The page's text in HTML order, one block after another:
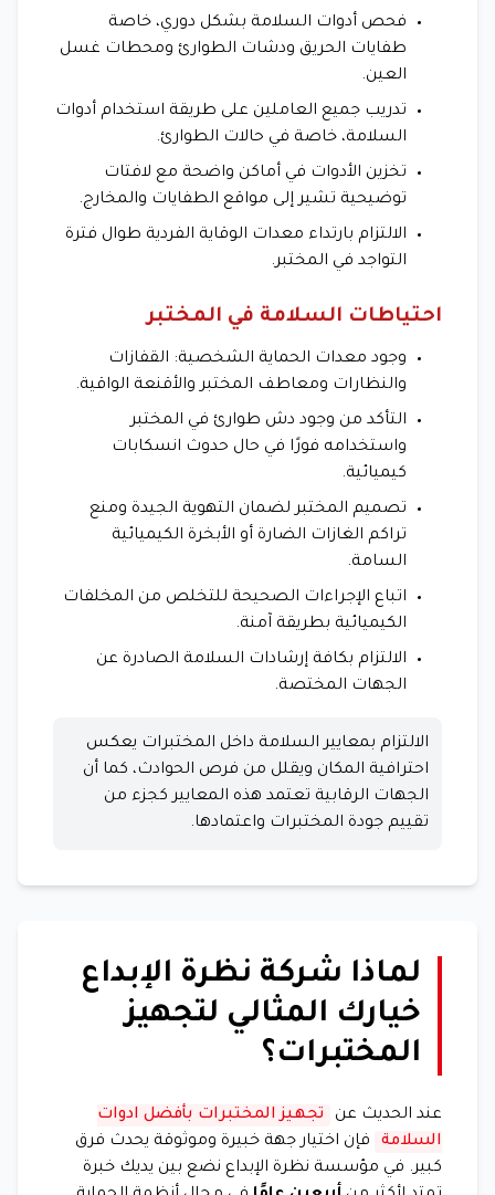
فحص أدوات السلامة بشكل دوري، خاصة
طفايات الحريق ودشات الطوارئ ومحطات غسل
العين.
تدريب جميع العاملين على طريقة استخدام أدوات
السلامة، خاصة في حالات الطوارئ.
تخزين الأدوات في أماكن واضحة مع لافتات
توضيحية تشير إلى مواقع الطفايات والمخارج.
الالتزام بارتداء معدات الوقاية الفردية طوال فترة
التواجد في المختبر.
احتياطات السلامة في المختبر
وجود معدات الحماية الشخصية: القفازات
والنظارات ومعاطف المختبر والأقنعة الواقية.
التأكد من وجود دش طوارئ في المختبر
واستخدامه فورًا في حال حدوث انسكابات
كيميائية.
تصميم المختبر لضمان التهوية الجيدة ومنع
تراكم الغازات الضارة أو الأبخرة الكيميائية
السامة.
اتباع الإجراءات الصحيحة للتخلص من المخلفات
الكيميائية بطريقة آمنة.
الالتزام بكافة إرشادات السلامة الصادرة عن
الجهات المختصة.
الالتزام بمعايير السلامة داخل المختبرات يعكس
احترافية المكان ويقلل من فرص الحوادث، كما أن
الجهات الرقابية تعتمد هذه المعايير كجزء من
تقييم جودة المختبرات واعتمادها.
لماذا شركة نظرة الإبداع
خيارك المثالي لتجهيز
المختبرات؟
عند الحديث عن
تجهيز المختبرات بأفضل ادوات
السلامة
فإن اختيار جهة خبيرة وموثوقة يحدث فرق
كبير. في مؤسسة نظرة الإبداع نضع بين يديك خبرة